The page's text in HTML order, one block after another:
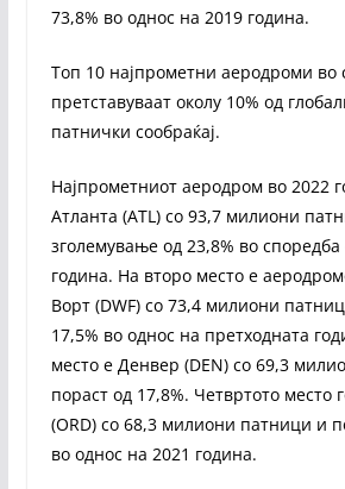
73,8% во однос на 2019 година.
Топ 10 најпрометни аеродроми во
претставуваат околу 10% од
патнички сообраќај.
Најпрометниот аеродром во 2022
Атланта (ATL) со 93,7 милиони
зголемување од 23,8% во споредба
година. На второ место е
Ворт (DWF) со 73,4 милиони
17,5% во однос на претходната
место е Денвер (DEN) со 69,3
пораст од 17,8%. Четвртото место
(ORD) со 68,3 милиони патници и
во однос на 2021 година.